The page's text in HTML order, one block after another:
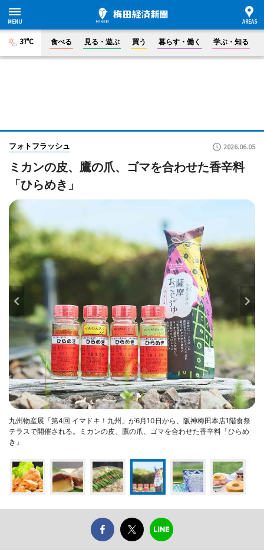
37°C 食べる 見る・遊ぶ 買う 暮らす・働く 学ぶ・知る
フォトフラッシュ 2026.06.05
ミカンの皮、鷹の爪、ゴマを合わせた香辛料
「ひらめき」
九州物産展「第4回 イマドキ！九州」が6月10日から、阪神梅田本店1階食祭
テラスで開催される。ミカンの皮、鷹の爪、ゴマを合わせた香辛料「ひらめ
き」